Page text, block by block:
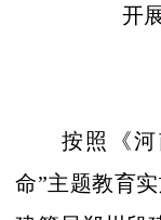
开
按照《
命”主题教育